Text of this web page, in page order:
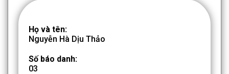
Họ và tên:
Nguyễn Hà Dịu Thảo
Số báo danh:
03